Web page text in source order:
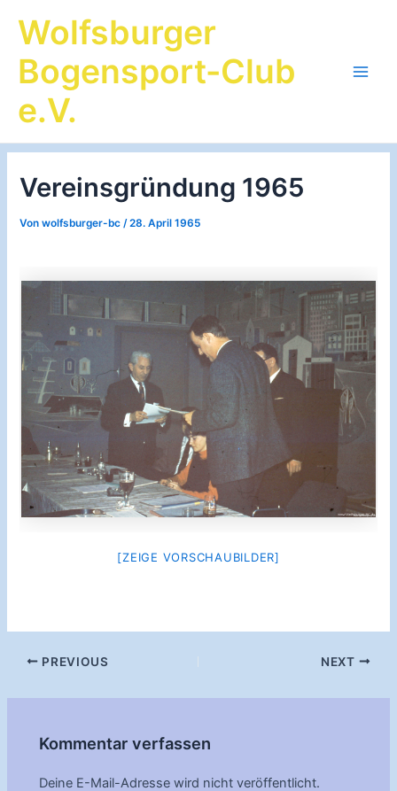
InhaltWolfsburger
Bogensport-Club
e.V.
Vereinsgründung 1965
Vonwolfsburger-bc /28. April 1965
[ZEIGE VORSCHAUBILDER]
Post
PREVIOUS NEXT
Kommentar verfassen
Deine E-Mail-Adresse wird nicht veröffentlicht.